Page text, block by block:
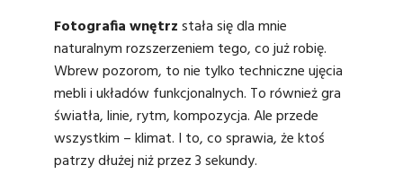
Fotografia wnętrzstała się dla mnie
naturalnym rozszerzeniem tego, co już robię.
Wbrew pozorom, to nie tylko techniczne ujęcia
mebli i układów funkcjonalnych. To również gra
światła, linie, rytm, kompozycja. Ale przede
wszystkim – klimat. I to, co sprawia, że ktoś
patrzy dłużej niż przez 3 sekundy.